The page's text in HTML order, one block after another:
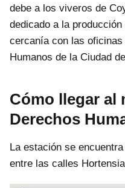
debe a los viveros de
dedicado a la
cercanía con las
Humanos de la Ciudad
Cómo llegar al
Derechos
La estación se
entre las calles